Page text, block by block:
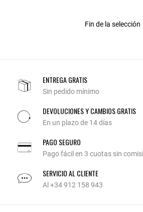
Fin de la selección
ENTREGA GRATIS
Sin pedido mínimo
DEVOLUCIONES Y CAMBIOS GRATIS
En un plazo de 14 días
PAGO SEGURO
Pago fácil en 3 cuotas sin
SERVICIO AL CLIENTE
Al +34 912 158 943